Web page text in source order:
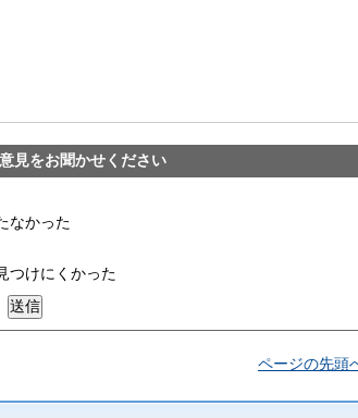
見をお聞かせください
なかった
つけにくかった
ページの先頭